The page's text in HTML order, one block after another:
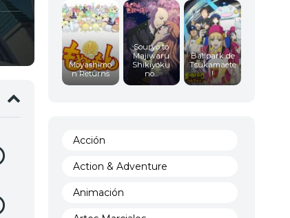
Moyashimo
n Returns
Souryo to
Majiwaru
Shikiyoku
no...
Ballpark de
Tsukamaete
!
Acción
Action & Adventure
Animación